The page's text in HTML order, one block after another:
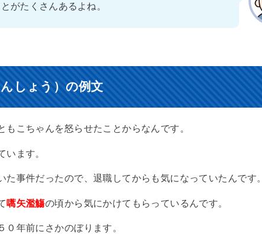
がたくさんあるよね。
しょう）の例文
もこちゃんを怒らせたことからなんです。
います。
た事件だったので、退職してからも気になっていたんです。
嚆矢濫觴の頃から気にかけてもらっているんです。
０年前にさかのぼります。